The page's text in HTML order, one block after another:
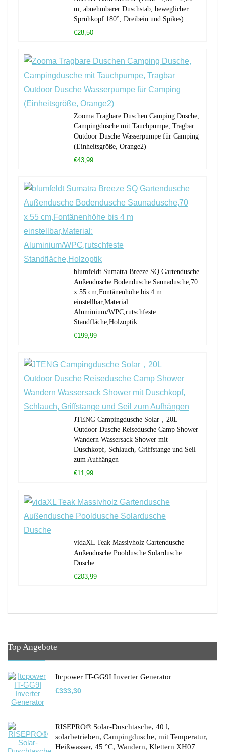
m, abnehmbarer Duschstab, beweglicher
Sprühkopf 180°, Dreibein und Spikes)
€28,50
Zooma Tragbare Duschen Camping Dusche,
Campingdusche mit Tauchpumpe, Tragbar
Outdoor Dusche Wasserpumpe für Camping
(Einheitsgröße, Orange2)
€43,99
blumfeldt Sumatra Breeze SQ Gartendusche
Außendusche Bodendusche Saunadusche,70
x 55 cm,Fontänenhöhe bis 4 m
einstellbar,Material:
Aluminium/WPC,rutschfeste
Standfläche,Holzoptik
€199,99
JTENG Campingdusche Solar，20L
Outdoor Dusche Reisedusche Camp Shower
Wandern Wassersack Shower mit
Duschkopf, Schlauch, Griffstange und Seil
zum Aufhängen
€11,99
vidaXL Teak Massivholz Gartendusche
Außendusche Pooldusche Solardusche
Dusche
€203,99
Top Angebote
Itcpower IT-GG9I Inverter Generator
€333,30
RISEPRO® Solar-Duschtasche, 40 l,
solarbetrieben, Campingdusche, mit Temperatur,
Heißwasser, 45 °C, Wandern, Klettern XH07